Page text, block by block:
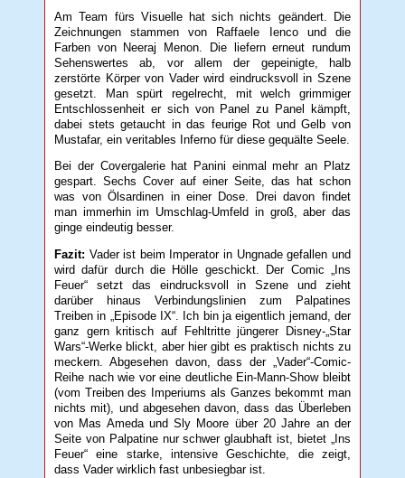
Am Team fürs Visuelle hat sich nichts geändert. Die
Zeichnungen stammen von Raffaele Ienco und die
Farben von Neeraj Menon. Die liefern erneut rundum
Sehenswertes ab, vor allem der gepeinigte, halb
zerstörte Körper von Vader wird eindrucksvoll in Szene
gesetzt. Man spürt regelrecht, mit welch grimmiger
Entschlossenheit er sich von Panel zu Panel kämpft,
dabei stets getaucht in das feurige Rot und Gelb von
Mustafar, ein veritables Inferno für diese gequälte Seele.
Bei der Covergalerie hat Panini einmal mehr an Platz
gespart. Sechs Cover auf einer Seite, das hat schon
was von Ölsardinen in einer Dose. Drei davon findet
man immerhin im Umschlag-Umfeld in groß, aber das
ginge eindeutig besser.
Fazit: Vader ist beim Imperator in Ungnade gefallen und
wird dafür durch die Hölle geschickt. Der Comic „Ins
Feuer“ setzt das eindrucksvoll in Szene und zieht
darüber hinaus Verbindungslinien zum Palpatines
Treiben in „Episode IX“. Ich bin ja eigentlich jemand, der
ganz gern kritisch auf Fehltritte jüngerer Disney-„Star
Wars“-Werke blickt, aber hier gibt es praktisch nichts zu
meckern. Abgesehen davon, dass der „Vader“-Comic-
Reihe nach wie vor eine deutliche Ein-Mann-Show bleibt
(vom Treiben des Imperiums als Ganzes bekommt man
nichts mit), und abgesehen davon, dass das Überleben
von Mas Ameda und Sly Moore über 20 Jahre an der
Seite von Palpatine nur schwer glaubhaft ist, bietet „Ins
Feuer“ eine starke, intensive Geschichte, die zeigt,
dass Vader wirklich fast unbesiegbar ist.